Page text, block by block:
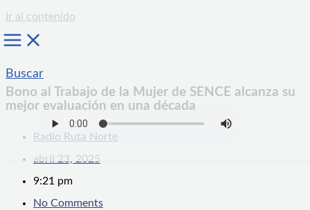
Ir al contenido
Buscar
Bono al Trabajo de la Mujer de SENCE alcanza su
mejor evaluación en una década
Radio Ruta Norte
abril 23, 2025
9:21 pm
No Comments